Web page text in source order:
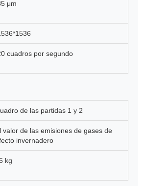
μm
cuadros por segundo
de las partidas 1 y 2
valor de las emisiones de gases de
invernadero
kg